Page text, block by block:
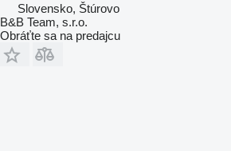
Slovensko, Štúrovo
B&B Team, s.r.o.
Obráťte sa na predajcu